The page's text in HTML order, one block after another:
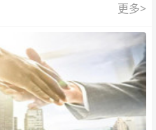
更多>